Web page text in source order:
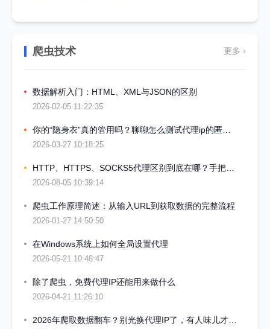
爬虫技术 更多 ›
数据解析入门：HTML、XML与JSON的区别
2026-02-05 11:22:35
2026-03-27 10:18:25
2026-08-05 10:39:14
爬虫工作原理简述：从输入URL到获取数据的完整流程
2026-01-27 14:50:50
在Windows系统上如何全局设置代理
2026-05-21 10:48:47
除了爬虫，免费代理IP还能用来做什么
2026-04-21 11:26:10